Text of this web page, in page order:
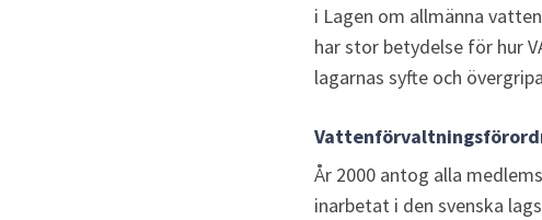
i Lagen om allmänna
har stor betydelse för hur
lagarnas syfte och
År 2000 antog alla
inarbetat i den svenska